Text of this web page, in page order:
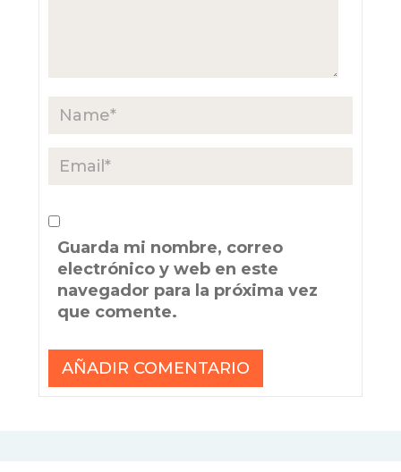
Guarda mi nombre, correo
electrónico y web en este
navegador para la próxima vez
que comente.